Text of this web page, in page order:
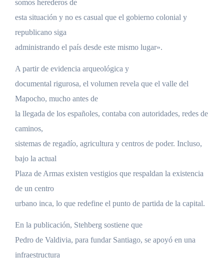
somos herederos de
esta situación y no es casual que el gobierno colonial y
republicano siga
administrando el país desde este mismo lugar».
A partir de evidencia arqueológica y
documental rigurosa, el volumen revela que el valle del
Mapocho, mucho antes de
la llegada de los españoles, contaba con autoridades, redes de
caminos,
sistemas de regadío, agricultura y centros de poder. Incluso,
bajo la actual
Plaza de Armas existen vestigios que respaldan la existencia
de un centro
urbano inca, lo que redefine el punto de partida de la capital.
En la publicación, Stehberg sostiene que
Pedro de Valdivia, para fundar Santiago, se apoyó en una
infraestructura